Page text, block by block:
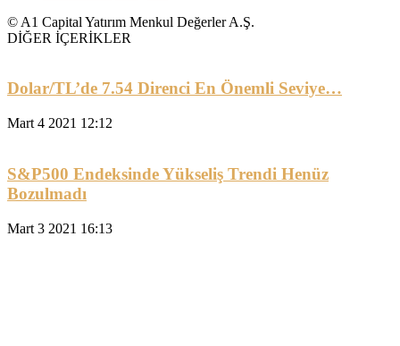
© A1 Capital Yatırım Menkul Değerler A.Ş.
DİĞER İÇERİKLER
Dolar/TL’de 7.54 Direnci En Önemli Seviye…
Mart 4 2021 12:12
S&P500 Endeksinde Yükseliş Trendi Henüz
Bozulmadı
Mart 3 2021 16:13